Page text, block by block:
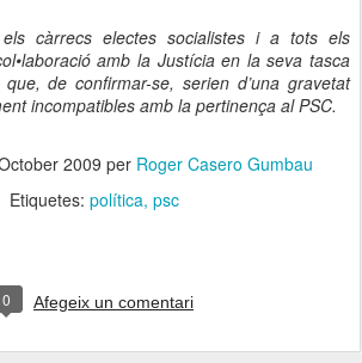
càrrecs electes socialistes i a tots els
amb la Justícia en la seva tasca
de confirmar-se, serien d’una gravetat
incompatibles amb la pertinença al PSC.
2009 per Roger Casero Gumbau
Etiquetes: política psc
0 Afegeix un comentari